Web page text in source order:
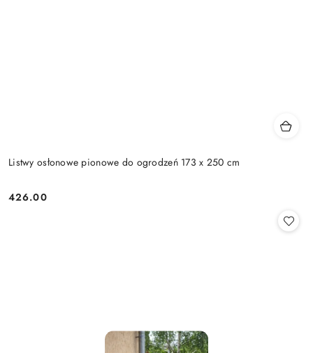
Listwy osłonowe pionowe do ogrodzeń 173 x 250 cm
Cena:
426.00